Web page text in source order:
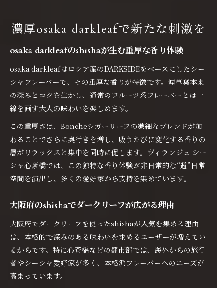
濃厚osaka darkleafで新たな刺激を
osaka darkleafのshishaが生む重厚な香り体験
osaka darkleafはロシア産のDARKSIDEをベースにしたシー
シャフレーバーで、その重厚な香りが特徴です。煙草葉本来
の深みとコクを生かし、通常のフルーツ系フレーバーとは一
線を画す大人の味わいを楽しめます。
この重厚さは、Boncheシガーリーフの繊細なブレンドが加
わることでさらに奥行きを増し、吸うたびに変化する香りの
層がリラックスと集中を同時に促します。ヴィランジュ シー
シャ心斎橋では、この独特な香り体験が非日常的な“避”日常
空間を演出し、多くの愛好家から支持を集めています。
大阪府のshishaでダークリーフが広がる理由
大阪府でダークリーフを使ったshishaが人気を集める理由
は、本格的で深みのある味わいを求めるユーザーが増えてい
るからです。特に心斎橋などの都市部では、海外からの旅行
者やシーシャ愛好家が多く、本格派フレーバーへのニーズが
高まっています。